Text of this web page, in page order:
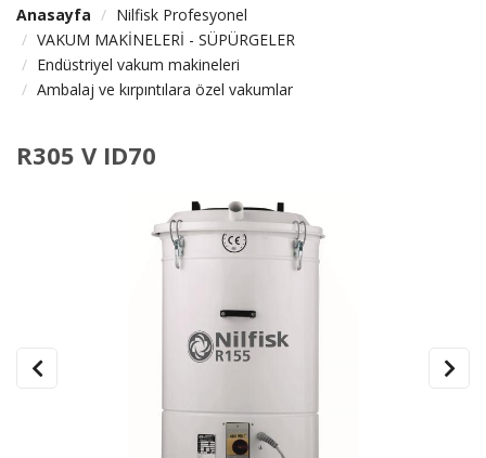
Anasayfa
Nilfisk Profesyonel
VAKUM MAKİNELERİ - SÜPÜRGELER
Endüstriyel vakum makineleri
Ambalaj ve kırpıntılara özel vakumlar
R305 V ID70